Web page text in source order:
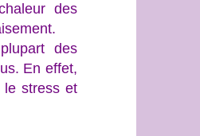
des
des
En effet,
le stress et